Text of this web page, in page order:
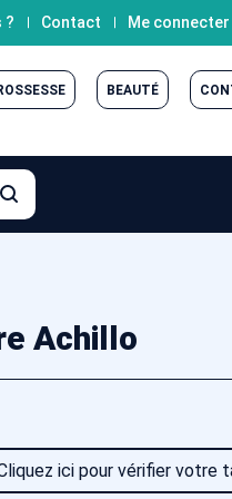
? Contact Me connecter
BEAUTÉ
Achillo
ici pour vérifier votre